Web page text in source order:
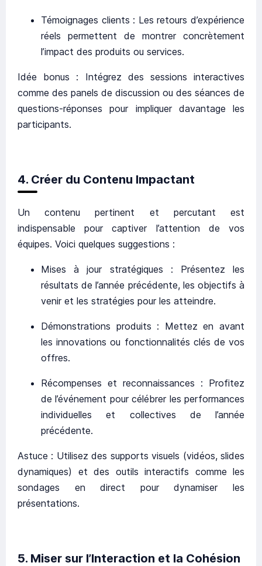
Témoignages clients : Les retours d’expérience
réels permettent de montrer concrètement
l’impact des produits ou services.
Idée bonus : Intégrez des sessions interactives
comme des panels de discussion ou des séances de
questions-réponses pour impliquer davantage les
participants.
4. Créer du Contenu Impactant
Un contenu pertinent et percutant est
indispensable pour captiver l’attention de vos
équipes. Voici quelques suggestions :
Mises à jour stratégiques : Présentez les
résultats de l’année précédente, les objectifs à
venir et les stratégies pour les atteindre.
Démonstrations produits : Mettez en avant
les innovations ou fonctionnalités clés de vos
offres.
Récompenses et reconnaissances : Profitez
de l’événement pour célébrer les performances
individuelles et collectives de l’année
précédente.
Astuce : Utilisez des supports visuels (vidéos, slides
dynamiques) et des outils interactifs comme les
sondages en direct pour dynamiser les
présentations.
5. Miser sur l’Interaction et la Cohésion